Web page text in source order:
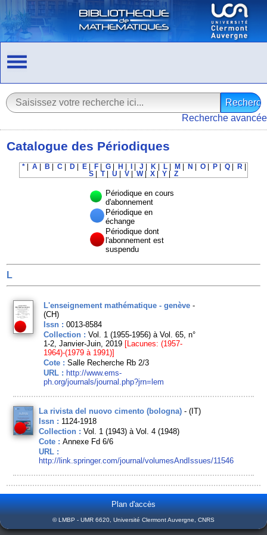
Recherche avancée
Catalogue des Périodiques
* |A B |C D E F |G H |J K L M N |O P |Q R
S| T| U V| W| X| Y| Z
Périodique en cours
d'abonnement
Périodique en
échange
Périodique dont
l'abonnement est
suspendu
L
L'enseignement mathématique - genève-
(CH)
Issn : 0013-8584
Collection : Vol. 1 (1955-1956) à Vol. 65, n°
1-2, Janvier-Juin, 2019 [Lacunes: (1957-
1964)-(1979 à 1991)]
Cote : Salle Recherche Rb 2/3
URL : http://www.ems-
ph.org/journals/journal.php?jrn=lem
La rivista del nuovo cimento (bologna) - (IT)
Issn : 1124-1918
Collection :Vol. 1 (1943) à Vol. 4 (1948)
Cote :Annexe Fd 6/6
URL :
http://link.springer.com/journal/volumesAndIssues/11546
Plan d'accès
© LMBP - UMR 6620, Université Clermont Auvergne, CNRS